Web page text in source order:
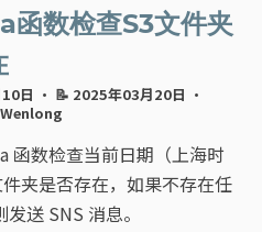
函数检查S3文件夹
日 · 📝 2025年03月20日 ·
函数检查当前日期（上海时
夹是否存在，如果不存在任
送 SNS 消息。